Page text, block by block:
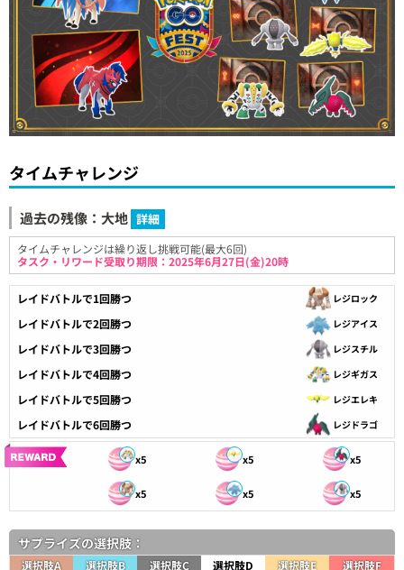
タイムチャレンジ
過去の残像：大地 詳細
タイムチャレンジは繰り返し挑戦可能(最大6回)
タスク・リワード受取り期限：2025年6月27日(金)20時
レイドバトルで1回勝つ レジロック
レイドバトルで2回勝つ レジアイス
レイドバトルで3回勝つ レジスチル
レイドバトルで4回勝つ レジギガス
レイドバトルで5回勝つ レジエレキ
レイドバトルで6回勝つ レジドラゴ
x5 x5 x5
x5 x5 x5
サプライズの選択肢：
選択肢A 選択肢B 選択肢C 選択肢D 選択肢E 選択肢F